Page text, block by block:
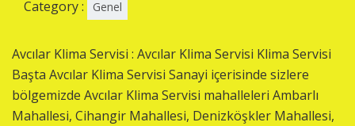
Category : Genel
Avcılar Klima Servisi : Avcılar Klima Servisi Klima Servisi
Başta Avcılar Klima Servisi Sanayi içerisinde sizlere
bölgemizde Avcılar Klima Servisi mahalleleri Ambarlı
Mahallesi, Cihangir Mahallesi, Denizköşkler Mahallesi,